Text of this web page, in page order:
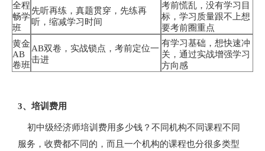
全程
畅学
班
先听再练，真题贯穿，先练再
听，缩减学习时间
考前慌乱，没有学习目
标，学习质量跟不上想
要考前圈重点
黄金
AB
卷班
AB双卷，实战锁点，考前定位一
击进
有学习基础，想快速冲
关，通过实战增强学习
方向感
3、培训费用
初中级经济师培训费用多少钱？不同机构不同课程不同
服务，收费都不同的，而且一个机构的课程也分很多类型